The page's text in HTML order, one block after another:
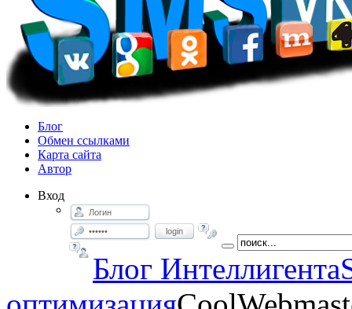
Блог
Обмен ссылками
Карта сайта
Автор
Вход
login
Блог Интеллигента